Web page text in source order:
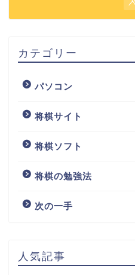
カテゴリー
パソコン
将棋サイト
将棋ソフト
将棋の勉強法
次の一手
人気記事